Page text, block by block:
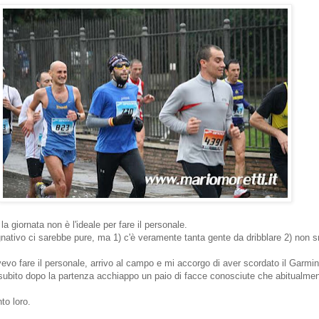
giornata non è l'ideale per fare il personale.
ci sarebbe pure, ma 1) c'è veramente tanta gente da dribblare 2) non
fare il personale, arrivo al campo e mi accorgo di aver scordato il
dopo la partenza acchiappo un paio di facce conosciute che
loro.